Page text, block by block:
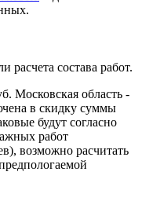
расчета состава работ.
Московская область -
в скидку суммы
будут согласно
работ
возможно расчитать